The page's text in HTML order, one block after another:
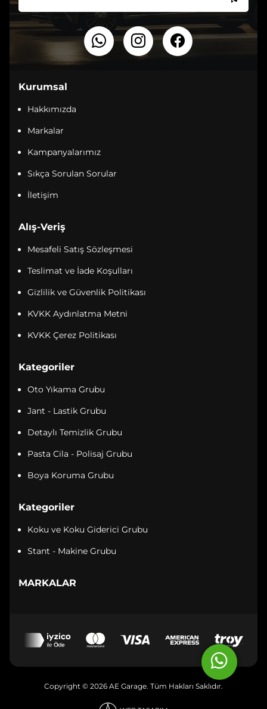
Kurumsal
Hakkımızda
Markalar
Kampanyalarımız
Sıkça Sorulan Sorular
İletişim
Alış-Veriş
Mesafeli Satış Sözleşmesi
Teslimat ve İade Koşulları
Gizlilik ve Güvenlik Politikası
KVKK Aydınlatma Metni
KVKK Çerez Politikası
Kategoriler
Oto Yıkama Grubu
Jant - Lastik Grubu
Detaylı Temizlik Grubu
Pasta Cila - Polisaj Grubu
Boya Koruma Grubu
Kategoriler
Koku ve Koku Giderici Grubu
Stant - Makine Grubu
MARKALAR
Copyright © 2026 AE Garage. Tüm Hakları Saklıdır.